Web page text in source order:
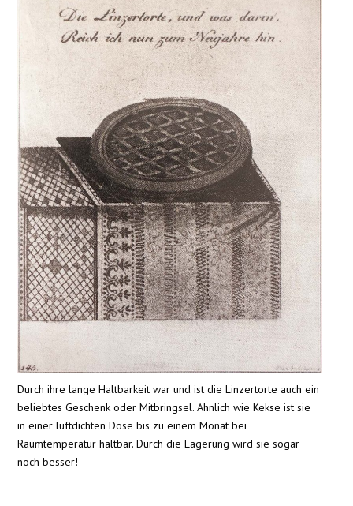
Durch ihre lange Haltbarkeit war und ist die Linzertorte auch ein
beliebtes Geschenk oder Mitbringsel. Ähnlich wie Kekse ist sie
in einer luftdichten Dose bis zu einem Monat bei
Raumtemperatur haltbar. Durch die Lagerung wird sie sogar
noch besser!